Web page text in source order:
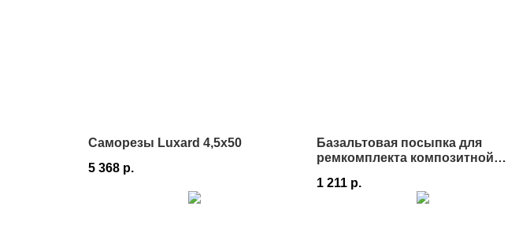
Саморезы Luxard 4,5х50
5 368 р.
Базальтовая посыпка для
ремкомплекта композитной
1 211 р.